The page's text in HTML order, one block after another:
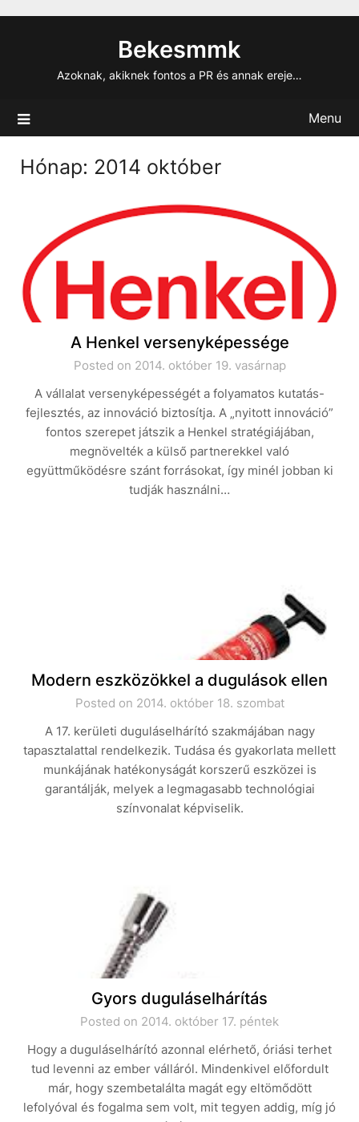
Bekesmmk
Azoknak, akiknek fontos a PR és annak ereje…
Menu
Hónap: 2014 október
A Henkel versenyképessége
Posted on 2014. október 19. vasárnap
A vállalat versenyképességét a folyamatos kutatás-
fejlesztés, az innováció biztosítja. A „nyitott innováció”
fontos szerepet játszik a Henkel stratégiájában,
megnövelték a külső partnerekkel való
együttműködésre szánt forrásokat, így minél jobban ki
tudják használni…
Modern eszközökkel a dugulások ellen
Posted on 2014. október 18. szombat
A 17. kerületi duguláselhárító szakmájában nagy
tapasztalattal rendelkezik. Tudása és gyakorlata mellett
munkájának hatékonyságát korszerű eszközei is
garantálják, melyek a legmagasabb technológiai
színvonalat képviselik.
Gyors duguláselhárítás
Posted on 2014. október 17. péntek
Hogy a duguláselhárító azonnal elérhető, óriási terhet
tud levenni az ember válláról. Mindenkivel előfordult
már, hogy szembetalálta magát egy eltömődött
lefolyóval és fogalma sem volt, mit tegyen addig, míg jó